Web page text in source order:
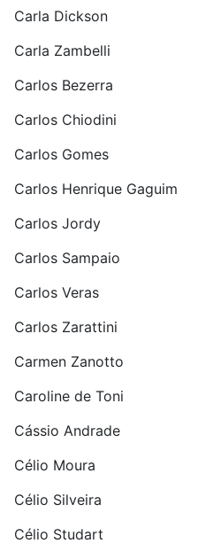
Carla Dickson
Carla Zambelli
Carlos Bezerra
Carlos Chiodini
Carlos Gomes
Carlos Henrique Gaguim
Carlos Jordy
Carlos Sampaio
Carlos Veras
Carlos Zarattini
Carmen Zanotto
Caroline de Toni
Cássio Andrade
Célio Moura
Célio Silveira
Célio Studart